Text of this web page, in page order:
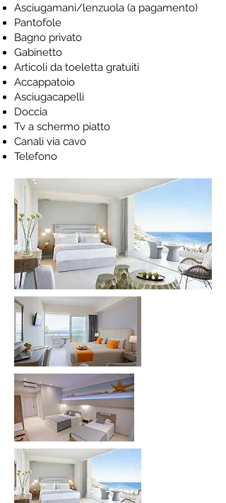
Asciugamani/lenzuola (a pagamento)
Pantofole
Bagno privato
Gabinetto
Articoli da toeletta gratuiti
Accappatoio
Asciugacapelli
Doccia
Tv a schermo piatto
Canali via cavo
Telefono